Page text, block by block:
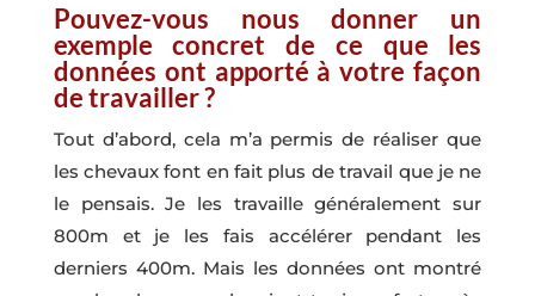
Pouvez-vous nous donner un
exemple concret de ce que les
données ont apporté à votre façon
de travailler ?
Tout d’abord, cela m’a permis de réaliser que
les chevaux font en fait plus de travail que je ne
le pensais. Je les travaille généralement sur
800m et je les fais accélérer pendant les
derniers 400m. Mais les données ont montré